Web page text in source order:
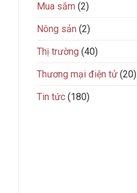
Mua sắm (2)
Nông sản (2)
Thị trường (40)
Thương mại điện tử(20)
Tin tức(180)